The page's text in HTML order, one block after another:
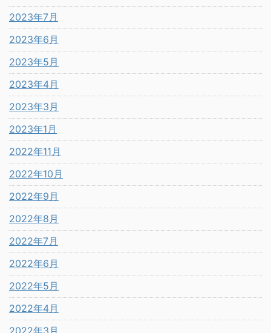
2023年7月
2023年6月
2023年5月
2023年4月
2023年3月
2023年1月
2022年11月
2022年10月
2022年9月
2022年8月
2022年7月
2022年6月
2022年5月
2022年4月
2022年3月